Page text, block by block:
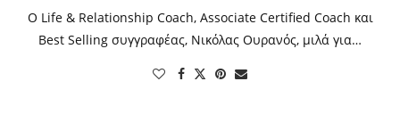
Ο Life & Relationship Coach, Associate Certified Coach και
Best Selling συγγραφέας, Νικόλας Ουρανός, μιλά για…